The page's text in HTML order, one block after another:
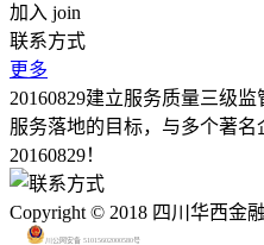
加入 join
联系方式
更多
20160829建立服务质量三级
服务落地的目标，与多个著
20160829！
Copyright © 2018 四川华西金
川公网安备 51015602000580号